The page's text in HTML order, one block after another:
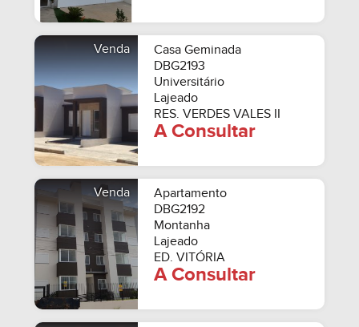
Venda
Casa Geminada
DBG2193
Universitário
Lajeado
RES. VERDES VALES II
A Consultar
Venda
Apartamento
DBG2192
Montanha
Lajeado
ED. VITÓRIA
A Consultar